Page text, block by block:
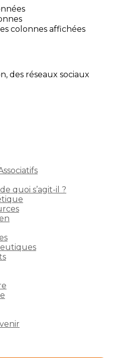
colonnes affichées
des réseaux sociaux
quoi s’agit-il ?